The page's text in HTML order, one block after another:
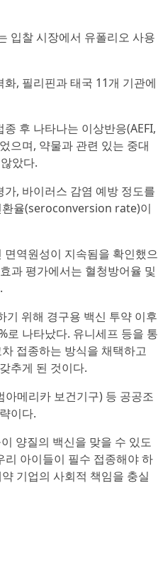
입찰 시장에서 유폴리오 사용
, 필리핀과 태국 11개 기관에
후 나타나는 이상반응(AEFI,
며, 약물과 관련 있는 중대
았다.
, 바이러스 감염 예방 정도를
율(seroconversion rate)이
역원성이 지속됨을 확인했으
과 평가에서는 혈청방어율 및
기 위해 경구용 백신 투약 이후
로 나타났다. 유니세프 등을 통
접종하는 방식을 채택하고
추게 된 것이다.
메리카 보건기구) 등 공공조
이다.
양질의 백신을 맞을 수 있도
리 아이들이 필수 접종해야 하
기업의 사회적 책임을 충실